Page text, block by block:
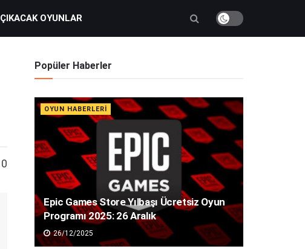
ÇIKACAK OYUNLAR
0
Popüler Haberler
OYUN HABERLERI
Epic Games Store Yılbaşı Ücretsiz Oyun
Programı 2025: 26 Aralık
26/12/2025